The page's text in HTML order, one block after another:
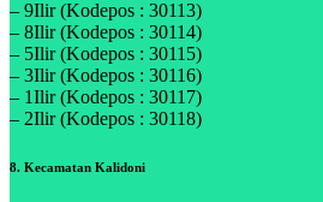
– 9Ilir (Kodepos : 30113)
– 8Ilir (Kodepos : 30114)
– 5Ilir (Kodepos : 30115)
– 3Ilir (Kodepos : 30116)
– 1Ilir (Kodepos : 30117)
– 2Ilir (Kodepos : 30118)
8. Kecamatan Kalidoni